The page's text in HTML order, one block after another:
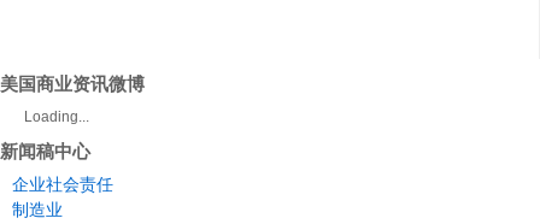
美国商业资讯微博
Loading...
新闻稿中心
企业社会责任
制造业